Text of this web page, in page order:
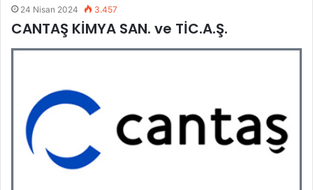
24 Nisan 2024 3.457
CANTAŞ KİMYA SAN. ve TİC.A.Ş.